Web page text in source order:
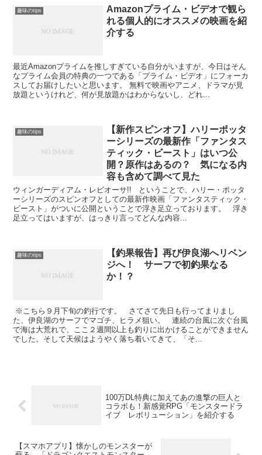
趣味のtips
Amazonプライム・ビデオで観ら
れる個人的にオススメの映画を紹
介する
最近Amazonプライムを推しすぎている自分がいますが、今日はそん
なプライム会員の特典の一つである「プライム・ビデオ」にフォーカ
スしてお届けしたいと思います。 無料で映画やアニメ、ドラマが見
放題というけれど、何が見放題かはわからないし、どれ...
趣味のtips
【新作スピンオフ】ハリーポッタ
ーシリーズの最新作「ファンタス
ティック・ビースト」はいつ公
開？原作はあるの？ 気になる内
容も含めて調べて見た
ウィンガーディアム・レビオーサ!! ということで、ハリー・ポッタ
ーシリーズのスピンオフとしての最新作映画「ファンタスティック・
ビースト」がついに公開ということで浮き足立っております。 浮き
足立ってはいますが、はっきり言ってどんな内容...
趣味のtips
【釣果報告】再び伊良湖へリベン
ジへ！ サーフで初釣果なる
か！？
※こちら９月下旬の釣行です。 さてさて先日も行ってまりまし
た、伊良湖のサーフでマゴチ、ヒラメ狙い。 連続の台風に次ぐ台風
で海は大荒れで、ここ２週間以上も釣りに出かけることができません
でした。そして天候はようやく落ち着いてきて、「そ...
100万DL特典に加えてあの進撃の巨人と
コラボも！新感覚RPG「モンスタードラ
イブ レボリューション」を紹介する
【スマホアプリ】懐かしのモンスターが